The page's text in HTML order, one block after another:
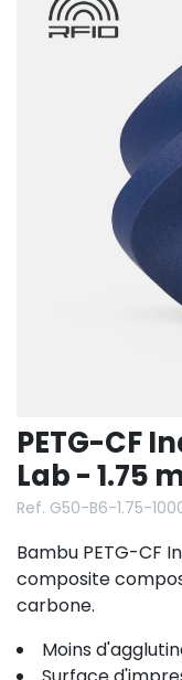
PETG-CF
Lab - 1.75
Ref. G50-B6-1.75-
Bambu PETG-CF
composite
carbone.
Moins